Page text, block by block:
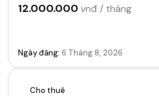
12.000.000 vnđ / tháng
Ngày đăng: 6 Tháng 8, 2026
Cho thuê